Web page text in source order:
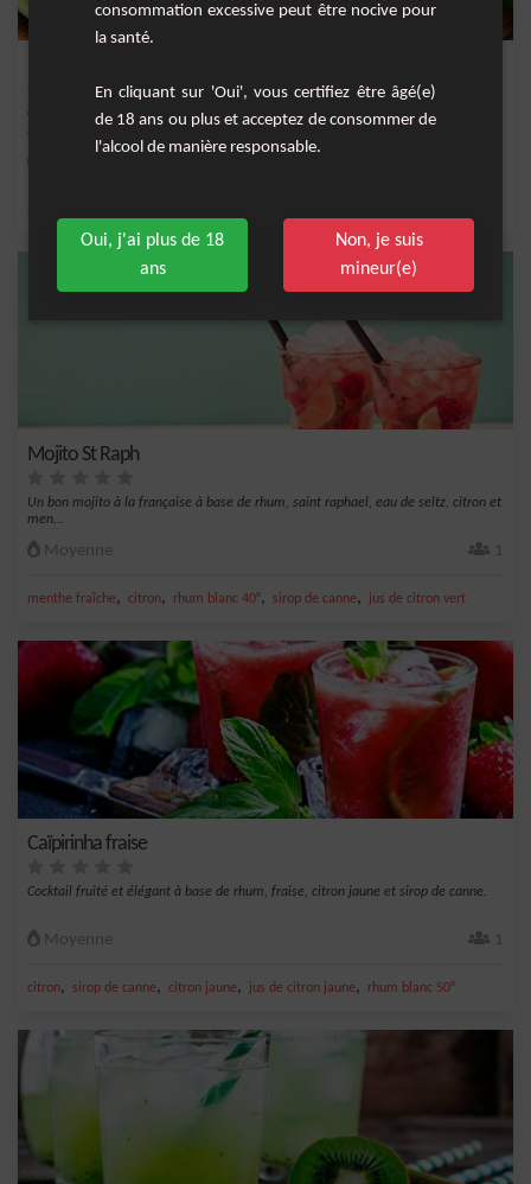
Cocktail fruité à base de rhum blanc, citron vert et jaune, menthe fraîche,
Mojito St Raph
Un bon mojito à la française à base de rhum, saint raphael, eau de seltz, citron et
men...
Moyenne 1
menthe fraîche, citron, rhum blanc 40°, sirop de canne, jus de citron vert
Caïpirinha fraise
Cocktail fruité et élégant à base de rhum, fraise, citron jaune et sirop de canne.
Moyenne 1
citron, sirop de canne, citron jaune, jus de citron jaune, rhum blanc 50°
consommation excessive peut être nocive pour
la santé.
En cliquant sur 'Oui', vous certifiez être âgé(e)
de 18 ans ou plus et acceptez de consommer de
l'alcool de manière responsable.
Oui, j'ai plus de 18
ans
Non, je suis
mineur(e)